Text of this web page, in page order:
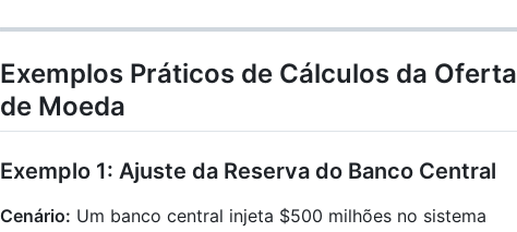
Exemplos Práticos de Cálculos da Oferta
de Moeda
Exemplo 1: Ajuste da Reserva do Banco Central
Cenário: Um banco central injeta $500 milhões no sistema